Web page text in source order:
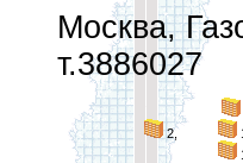
Москва,
т.3886027
2,